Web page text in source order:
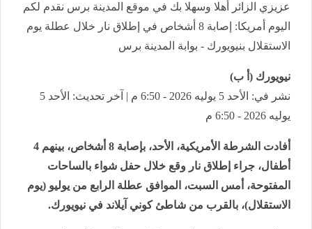
عزيزي الزائر أهلا وسهلا بك في موقع المدينة برس نقدم لكم
اليوم أمريكا: إصابة 8 أشخاص في إطلاق نار خلال عطلة يوم
الاستقلال بنيويورك - بوابة المدينة برس
نيويورك (أ ب)
نشر في: الأحد 5 يوليه 2026 - 6:50 م | آخر تحديث: الأحد 5
يوليه 2026 - 6:50 م
أفادت الشرطة الأمريكية، الأحد، بإصابة 8 أشخاص، بينهم 4
أطفال، جراء إطلاق نار وقع خلال حفل شواء بالساحات
المفتوحة، أمس السبت، الموافق عطلة الرابع من يوليو (يوم
الاستقلال)، بالقرب من شاطئ كوني آيلاند في نيويورك.